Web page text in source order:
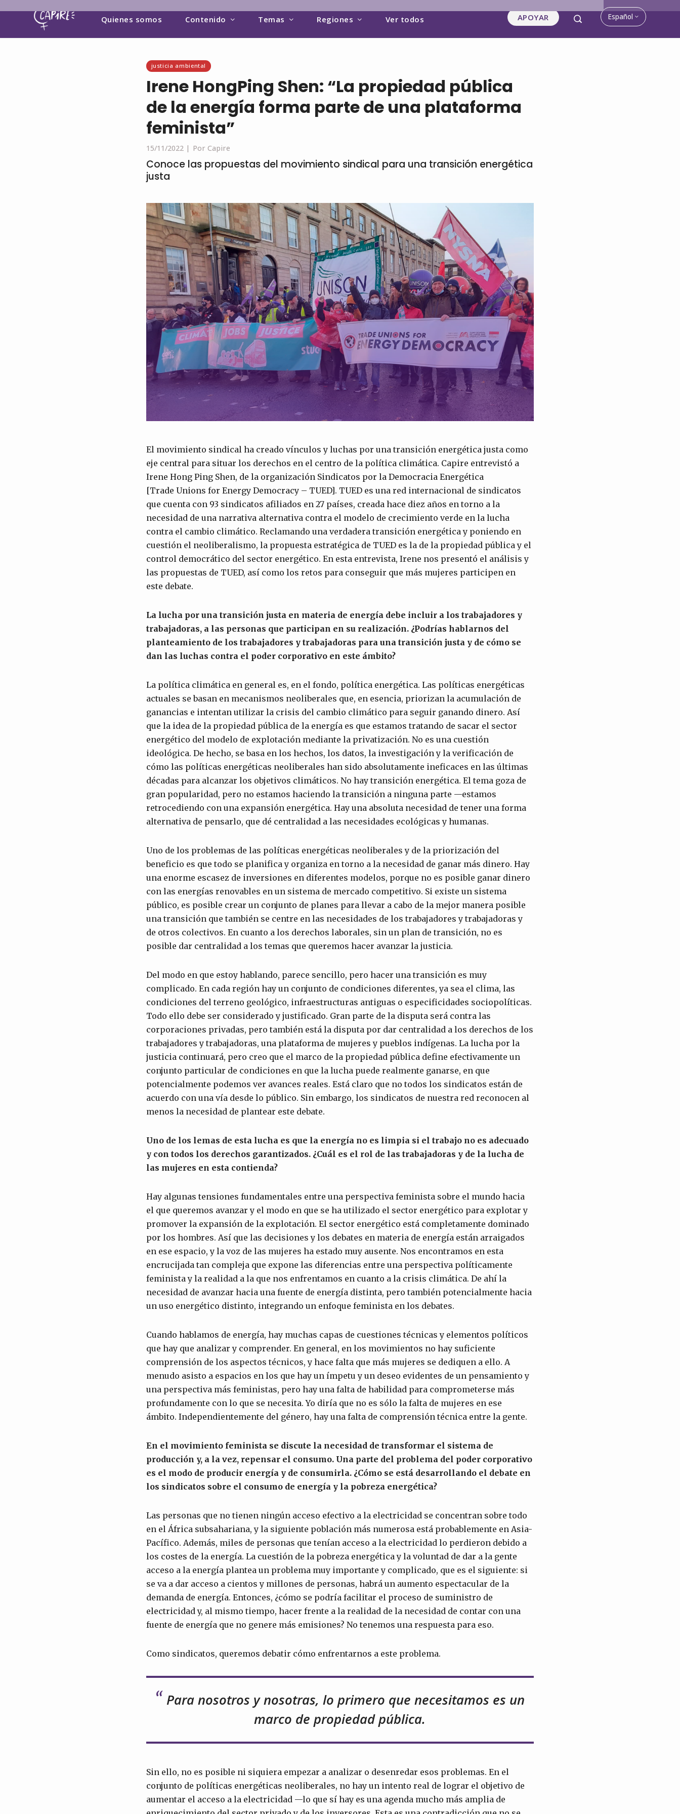
Quienes somos Contenido Temas Regiones Ver todos APOYAR Español
justicia ambiental
Irene HongPing Shen: “La propiedad pública
de la energía forma parte de una plataforma
feminista”
15/11/2022 | Por Capire
Conoce las propuestas del movimiento sindical para una transición energética
justa
El movimiento sindical ha creado vínculos y luchas por una transición energética justa como
eje central para situar los derechos en el centro de la política climática. Capire entrevistó a
Irene Hong Ping Shen, de la organización Sindicatos por la Democracia Energética
[Trade Unions for Energy Democracy – TUED]. TUED es una red internacional de sindicatos
que cuenta con 93 sindicatos afiliados en 27 países, creada hace diez años en torno a la
necesidad de una narrativa alternativa contra el modelo de crecimiento verde en la lucha
contra el cambio climático. Reclamando una verdadera transición energética y poniendo en
cuestión el neoliberalismo, la propuesta estratégica de TUED es la de la propiedad pública y el
control democrático del sector energético. En esta entrevista, Irene nos presentó el análisis y
las propuestas de TUED, así como los retos para conseguir que más mujeres participen en
este debate.
La lucha por una transición justa en materia de energía debe incluir a los trabajadores y
trabajadoras, a las personas que participan en su realización. ¿Podrías hablarnos del
planteamiento de los trabajadores y trabajadoras para una transición justa y de cómo se
dan las luchas contra el poder corporativo en este ámbito?
La política climática en general es, en el fondo, política energética. Las políticas energéticas
actuales se basan en mecanismos neoliberales que, en esencia, priorizan la acumulación de
ganancias e intentan utilizar la crisis del cambio climático para seguir ganando dinero. Así
que la idea de la propiedad pública de la energía es que estamos tratando de sacar el sector
energético del modelo de explotación mediante la privatización. No es una cuestión
ideológica. De hecho, se basa en los hechos, los datos, la investigación y la verificación de
cómo las políticas energéticas neoliberales han sido absolutamente ineficaces en las últimas
décadas para alcanzar los objetivos climáticos. No hay transición energética. El tema goza de
gran popularidad, pero no estamos haciendo la transición a ninguna parte —estamos
retrocediendo con una expansión energética. Hay una absoluta necesidad de tener una forma
alternativa de pensarlo, que dé centralidad a las necesidades ecológicas y humanas.
Uno de los problemas de las políticas energéticas neoliberales y de la priorización del
beneficio es que todo se planifica y organiza en torno a la necesidad de ganar más dinero. Hay
una enorme escasez de inversiones en diferentes modelos, porque no es posible ganar dinero
con las energías renovables en un sistema de mercado competitivo. Si existe un sistema
público, es posible crear un conjunto de planes para llevar a cabo de la mejor manera posible
una transición que también se centre en las necesidades de los trabajadores y trabajadoras y
de otros colectivos. En cuanto a los derechos laborales, sin un plan de transición, no es
posible dar centralidad a los temas que queremos hacer avanzar la justicia.
Del modo en que estoy hablando, parece sencillo, pero hacer una transición es muy
complicado. En cada región hay un conjunto de condiciones diferentes, ya sea el clima, las
condiciones del terreno geológico, infraestructuras antiguas o especificidades sociopolíticas.
Todo ello debe ser considerado y justificado. Gran parte de la disputa será contra las
corporaciones privadas, pero también está la disputa por dar centralidad a los derechos de los
trabajadores y trabajadoras, una plataforma de mujeres y pueblos indígenas. La lucha por la
justicia continuará, pero creo que el marco de la propiedad pública define efectivamente un
conjunto particular de condiciones en que la lucha puede realmente ganarse, en que
potencialmente podemos ver avances reales. Está claro que no todos los sindicatos están de
acuerdo con una vía desde lo público. Sin embargo, los sindicatos de nuestra red reconocen al
menos la necesidad de plantear este debate.
Uno de los lemas de esta lucha es que la energía no es limpia si el trabajo no es adecuado
y con todos los derechos garantizados. ¿Cuál es el rol de las trabajadoras y de la lucha de
las mujeres en esta contienda?
Hay algunas tensiones fundamentales entre una perspectiva feminista sobre el mundo hacia
el que queremos avanzar y el modo en que se ha utilizado el sector energético para explotar y
promover la expansión de la explotación. El sector energético está completamente dominado
por los hombres. Así que las decisiones y los debates en materia de energía están arraigados
en ese espacio, y la voz de las mujeres ha estado muy ausente. Nos encontramos en esta
encrucijada tan compleja que expone las diferencias entre una perspectiva políticamente
feminista y la realidad a la que nos enfrentamos en cuanto a la crisis climática. De ahí la
necesidad de avanzar hacia una fuente de energía distinta, pero también potencialmente hacia
un uso energético distinto, integrando un enfoque feminista en los debates.
Cuando hablamos de energía, hay muchas capas de cuestiones técnicas y elementos políticos
que hay que analizar y comprender. En general, en los movimientos no hay suficiente
comprensión de los aspectos técnicos, y hace falta que más mujeres se dediquen a ello. A
menudo asisto a espacios en los que hay un ímpetu y un deseo evidentes de un pensamiento y
una perspectiva más feministas, pero hay una falta de habilidad para comprometerse más
profundamente con lo que se necesita. Yo diría que no es sólo la falta de mujeres en ese
ámbito. Independientemente del género, hay una falta de comprensión técnica entre la gente.
En el movimiento feminista se discute la necesidad de transformar el sistema de
producción y, a la vez, repensar el consumo. Una parte del problema del poder corporativo
es el modo de producir energía y de consumirla. ¿Cómo se está desarrollando el debate en
los sindicatos sobre el consumo de energía y la pobreza energética?
Las personas que no tienen ningún acceso efectivo a la electricidad se concentran sobre todo
en el África subsahariana, y la siguiente población más numerosa está probablemente en Asia-
Pacífico. Además, miles de personas que tenían acceso a la electricidad lo perdieron debido a
los costes de la energía. La cuestión de la pobreza energética y la voluntad de dar a la gente
acceso a la energía plantea un problema muy importante y complicado, que es el siguiente: si
se va a dar acceso a cientos y millones de personas, habrá un aumento espectacular de la
demanda de energía. Entonces, ¿cómo se podría facilitar el proceso de suministro de
electricidad y, al mismo tiempo, hacer frente a la realidad de la necesidad de contar con una
fuente de energía que no genere más emisiones? No tenemos una respuesta para eso.
Como sindicatos, queremos debatir cómo enfrentarnos a este problema.
Para nosotros y nosotras, lo primero que necesitamos es un
marco de propiedad pública.
Sin ello, no es posible ni siquiera empezar a analizar o desenredar esos problemas. En el
conjunto de políticas energéticas neoliberales, no hay un intento real de lograr el objetivo de
aumentar el acceso a la electricidad —lo que sí hay es una agenda mucho más amplia de